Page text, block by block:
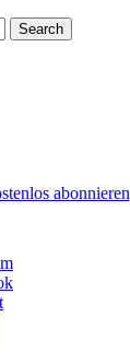
Search
abonnieren